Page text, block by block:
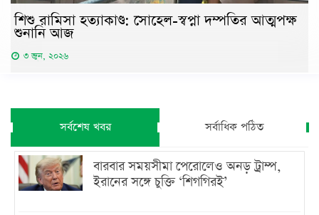
শিশু রামিসা হত্যাকাণ্ড: সোহেল-স্বপ্না দম্পতির আত্মপক্ষ
শুনানি আজ
৩ জুন, ২০২৬
সর্বশেষ খবর সর্বাধিক পঠিত
বারবার সময়সীমা পেরোলেও অনড় ট্রাম্প,
ইরানের সঙ্গে চুক্তি ‘শিগগিরই’